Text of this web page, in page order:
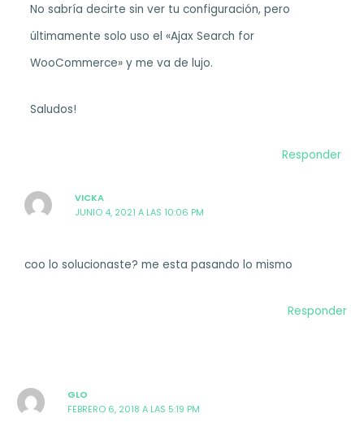
No sabría decirte sin ver tu configuración, pero
últimamente solo uso el «Ajax Search for
WooCommerce» y me va de lujo.
Saludos!
Responder
VICKA
JUNIO 4, 2021 A LAS 10:06 PM
coo lo solucionaste? me esta pasando lo mismo
Responder
GLO
FEBRERO 6, 2018 A LAS 5:19 PM